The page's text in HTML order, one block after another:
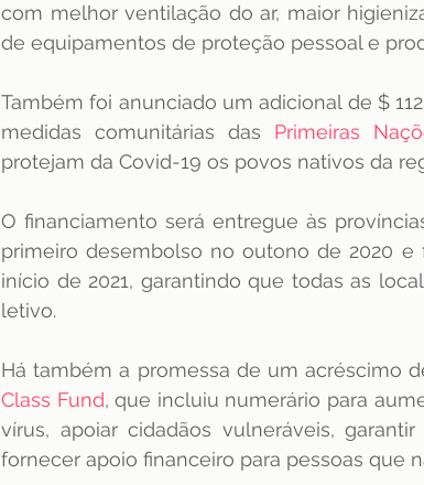
com melhor ventilação do ar, maior
de equipamentos de proteção pessoal e
Também foi anunciado um adicional de $
medidas comunitárias das Primeiras
protejam da Covid-19 os povos nativos da
O financiamento será entregue às
primeiro desembolso no outono de 2020
início de 2021, garantindo que todas as
letivo.
Há também a promessa de um acréscimo
Class Fund, que incluiu numerário para
vírus, apoiar cidadãos vulneráveis,
fornecer apoio financeiro para pessoas que